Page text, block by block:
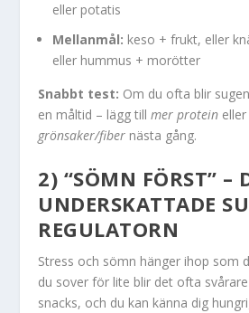
eller potatis
Mellanmål: keso + frukt, eller
eller hummus + morötter
Snabbt test: Om du ofta blir
en måltid – lägg tillmer protein
grönsaker/fiber nästa gång.
2) “SÖMN FÖRST” –
UNDERSKATTADE
REGULATORN
Stress och sömn hänger ihop som
du sover för lite blir det ofta
snacks, och du kan känna dig